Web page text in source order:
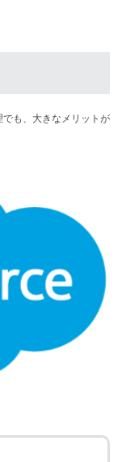
も、大きなメリットが